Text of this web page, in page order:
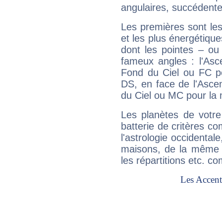
angulaires,
Les premières sont
et les plus
dont les pointes –
fameux angles :
Fond du Ciel ou FC
DS, en face de
du Ciel ou MC pour la
Les planètes de
batterie de critères
l'astrologie
maisons, de la
les répartitions etc.